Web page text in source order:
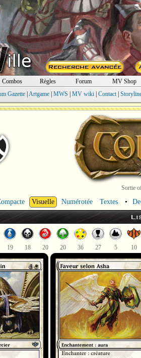
Combos Règles Forum
MV Shop
Gazette| Artgame| MWS MV wiki| Contact|
Sortie
Visuelle Numérotée Textes •
19 18 20 20 36 27 5 10
Faveur selon Asha